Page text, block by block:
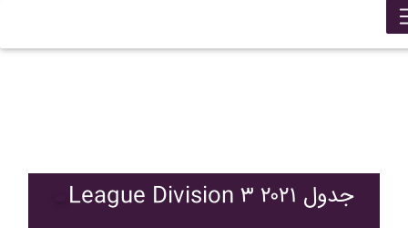
League Division ۳ ۲۰۲۱ جدول